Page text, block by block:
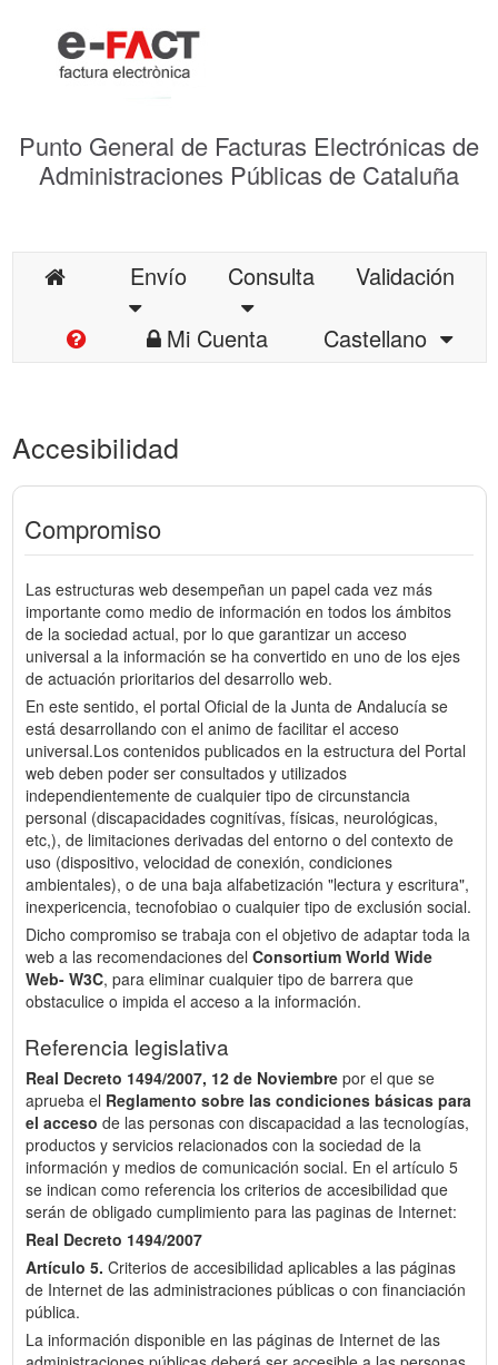
Punto General de Facturas Electrónicas de
Administraciones Públicas de Cataluña
Envío Consulta
Validación
Mi Cuenta
Castellano
Accesibilidad
Compromiso
Las estructuras web desempeñan un papel cada vez más
importante como medio de información en todos los ámbitos
de la sociedad actual, por lo que garantizar un acceso
universal a la información se ha convertido en uno de los ejes
de actuación prioritarios del desarrollo web.
En este sentido, el portal Oficial de la Junta de Andalucía se
está desarrollando con el animo de facilitar el acceso
universal.Los contenidos publicados en la estructura del Portal
web deben poder ser consultados y utilizados
independientemente de cualquier tipo de circunstancia
personal (discapacidades cognitívas, físicas, neurológicas,
etc,), de limitaciones derivadas del entorno o del contexto de
uso (dispositivo, velocidad de conexión, condiciones
ambientales), o de una baja alfabetización "lectura y escritura",
inexpericencia, tecnofobiao o cualquier tipo de exclusión social.
Dicho compromiso se trabaja con el objetivo de adaptar toda la
web a las recomendaciones del Consortium World Wide
Web- W3C, para eliminar cualquier tipo de barrera que
obstaculice o impida el acceso a la información.
Referencia legislativa
Real Decreto 1494/2007, 12 de Noviembre por el que se
aprueba el Reglamento sobre las condiciones básicas para
el acceso de las personas con discapacidad a las tecnologías,
productos y servicios relacionados con la sociedad de la
información y medios de comunicación social. En el artículo 5
se indican como referencia los criterios de accesibilidad que
serán de obligado cumplimiento para las paginas de Internet:
Real Decreto 1494/2007
Artículo 5. Criterios de accesibilidad aplicables a las páginas
de Internet de las administraciones públicas o con financiación
pública.
La información disponible en las páginas de Internet de las